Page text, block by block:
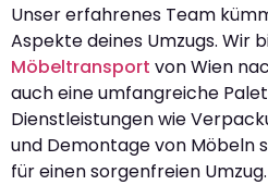
Unser erfahrenes Team
Aspekte deines Umzugs. Wir
Möbeltransport von Wien
auch eine umfangreiche
Dienstleistungen wie
und Demontage von Möbeln
für einen sorgenfreien Umzug.